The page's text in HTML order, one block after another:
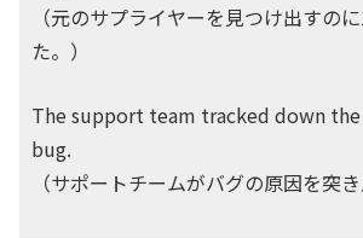
（元のサプライヤーを見つけ出すの
た。）
The support team tracked down
bug.
（サポートチームがバグの原因を突き